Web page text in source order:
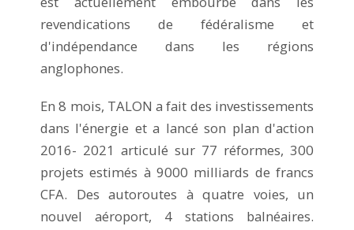
revendications de fédéralisme et
d'indépendance dans les régions
anglophones.
En 8 mois, TALON a fait des investissements
dans l'énergie et a lancé son plan d'action
2016- 2021 articulé sur 77 réformes, 300
projets estimés à 9000 milliards de francs
CFA. Des autoroutes à quatre voies, un
nouvel aéroport, 4 stations balnéaires.